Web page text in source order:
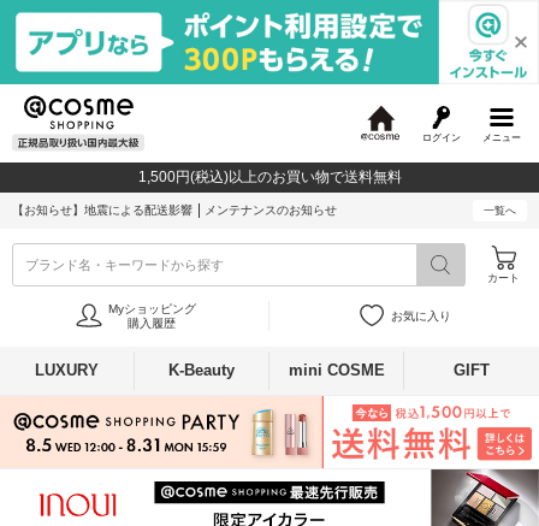
メニュー
ログイン
c
o
1,500円(税込)以上のお買い物で送料無料
【お知らせ】 地震による配送影響 メンテナンスのお知らせ 一覧へ
ブランド名・キーワードから探す
カート
Myショッピング
購入履歴
お気に入り
LUXURY K-Beauty mini COSME GIFT